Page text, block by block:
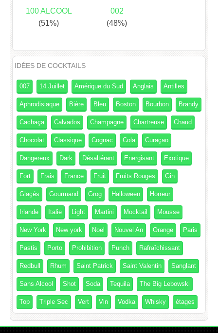
100 ALCOOL
(51%)
002
(48%)
IDÉES DE COCKTAILS
007 14 Juillet Amérique du Sud Anglais Antilles
Aphrodisiaque Bière Bleu Boston Bourbon Brandy
Cachaça Calvados Champagne Chartreuse Chaud
Chocolat Classique Cognac Cola Curaçao
Dangereux Dark Désaltérant Energisant Exotique
Fort Frais France Fruit Fruits Rouges Gin
Glaçés Gourmand Grog Halloween Horreur
Irlande Italie Light Martini Mocktail Mousse
New York New york Noel Nouvel An Orange Paris
Pastis Porto Prohibition Punch Rafraîchissant
Redbull Rhum Saint Patrick Saint Valentin Sanglant
Sans Alcool Shot Soda Tequila The Big Lebowski
Top Triple Sec Vert Vin Vodka Whisky étages